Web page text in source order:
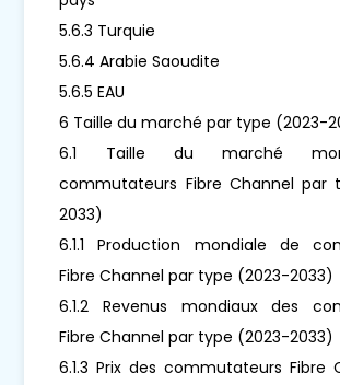
5.6.3 Turquie
5.6.4 Arabie Saoudite
5.6.5 EAU
6 Taille du marché par type (2023-
6.1 Taille du marché
commutateurs Fibre Channel par
2033)
6.1.1 Production mondiale de
Fibre Channel par type (2023-2033)
6.1.2 Revenus mondiaux des
Fibre Channel par type (2023-2033)
6.1.3 Prix des commutateurs Fibre